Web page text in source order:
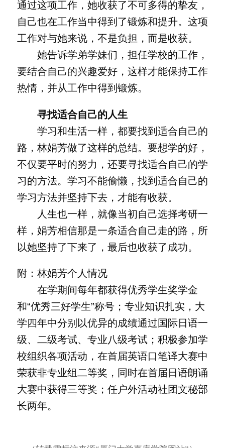
通过这项工作，她收获了不可多得的挚友，
自己也在工作当中得到了锻炼和提升。这项
工作对与她来说，不是负担，而是收获。
她告诉学弟学妹们，担任学校的工作，
要结合自己的兴趣爱好，这样才能保持工作
热情，并从工作中得到锻炼。
寻找适合自己的人生
学习和生活一样，都要找到适合自己的
路，林娟芳做了这样的总结。要想学的好，
不仅要平时的努力，还要寻找适合自己的学
习的方法。学习不能偷懒，找到适合自己的
学习方法并坚持下去，才能有收获。
人生也一样，就像当初自己选择考研一
样，娟芳相信那是一条适合自己走的路，所
以她坚持了下来了，最后也收获了成功。
附：林娟芳个人情况
在学期间每年都获得优秀学生奖学金
和“优秀三好学生”称号；专业知识扎实，大
学四年中分别以优异的成绩通过国际日语一
级、二级考试、专业八级考试；积极参加学
校组织各项活动，在首届英语口笔译大赛中
荣获非专业组二等奖，同时在首届日语朗诵
大赛中获得三等奖；任户外活动社团文秘部
长两年。